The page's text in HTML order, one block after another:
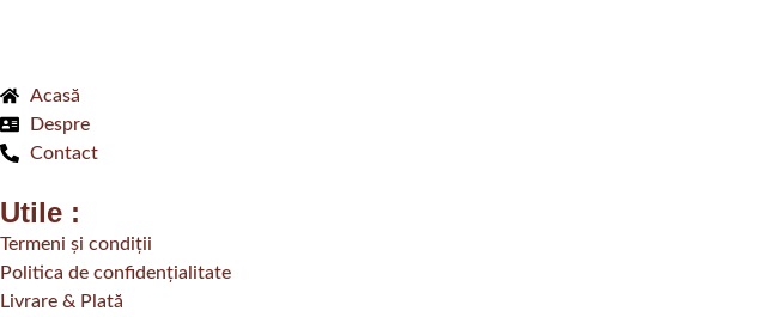
Acasă
Despre
Contact
Utile :
Termeni și condiții
Politica de confidențialitate
Livrare & Plată